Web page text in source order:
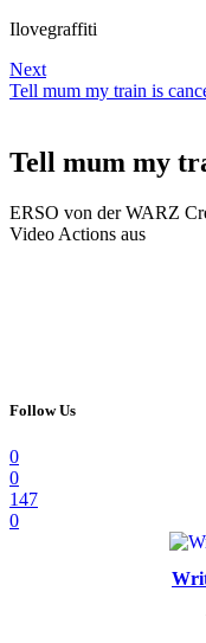
Ilovegraffiti
Next
Tell mum my train is
Tell mum my
ERSO von der WARZ
Video Actions aus
Follow Us
0
0
147
0